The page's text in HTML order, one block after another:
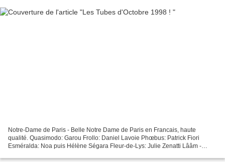
Notre-Dame de Paris - Belle Notre Dame de Paris en Francais, haute
qualité. Quasimodo: Garou Frollo: Daniel Lavoie Phœbus: Patrick Fiori
Esméralda: Noa puis Hélène Ségara Fleur-de-Lys: Julie Zenatti Lââm -